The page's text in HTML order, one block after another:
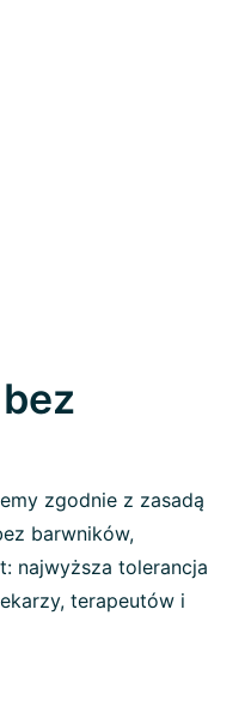
zgodnie z zasadą
barwników,
najwyższa tolerancja
terapeutów i